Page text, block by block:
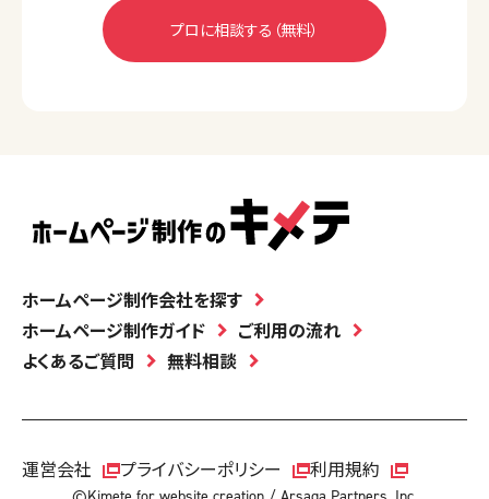
ホームページ制作会社を探す
ホームページ制作ガイド
ご利用の流れ
よくあるご質問
無料相談
運営会社 プライバシーポリシー 利用規約